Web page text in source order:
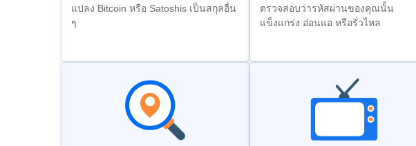
แปลง Bitcoin หรือ Satoshis เป็นสกุลอื่น
ๆ
ตรวจสอบว่ารหัสผ่านของคุณนั้น
แข็งแกร่ง อ่อนแอ หรือรั่วไหล